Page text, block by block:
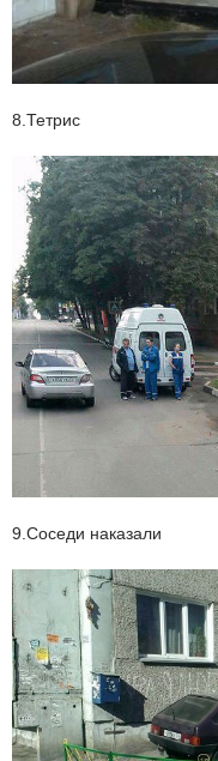
8.Тетрис
9.Соседи наказали